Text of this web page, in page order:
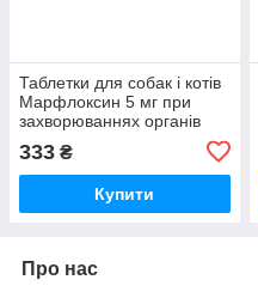
Таблетки для собак і котів
Марфлоксин 5 мг при
захворюваннях органів
дихання та сечостатевої
системи №10 KRKA
333 ₴
Купити
Про нас